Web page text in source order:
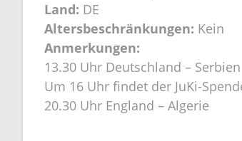
Land: DE
Altersbeschränkungen: Kein
Anmerkungen:
13.30 Uhr Deutschland – Serbien
Um 16 Uhr findet der JuKi-
20.30 Uhr England – Algerie